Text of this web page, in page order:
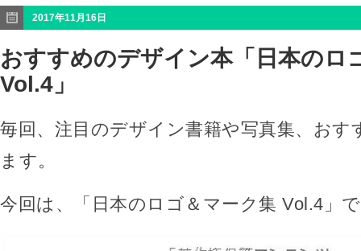
2017年11月16日
おすすめのデザイン本「日本のロ
Vol.4」
毎回、注目のデザイン書籍や写真集、おす
ます。
今回は、「日本のロゴ＆マーク集 Vol.4」